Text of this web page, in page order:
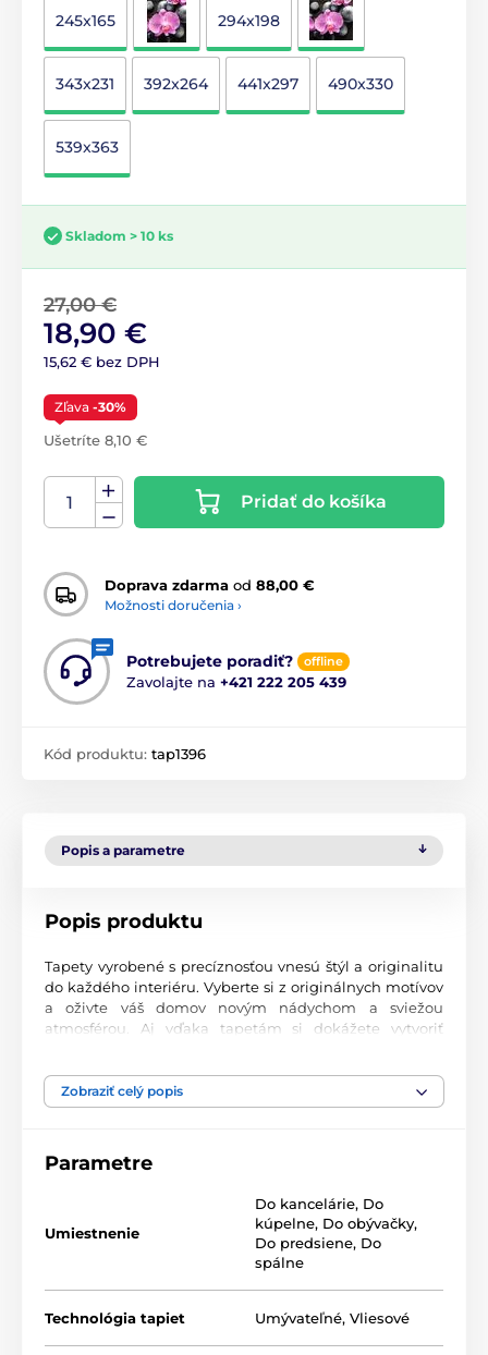
245x165 294x198
343x231 392x264 441x297 490x330
539x363
Skladom > 10 ks
27,00 €
18,90 €
15,62 € bez DPH
Zľava -30%
Ušetríte 8,10 €
Pridať do košíka
Doprava zdarma od 88,00 €
Možnosti doručenia ›
Potrebujete poradiť? offline
Zavolajte na +421 222 205 439
Kód produktu: tap1396
Popis a parametre
Popis produktu
Tapety vyrobené s precíznosťou vnesú štýl a originalitu
do každého interiéru. Vyberte si z originálnych motívov
a oživte váš domov novým nádychom a sviežou
atmosférou. Aj vďaka tapetám si dokážete vytvoriť
Najvyššia kvalita tlače
miestnosti. Tlačia sa na kvalitný vlies s jemným
technológii sa vyznačujú výbornou odolnosťou a
farebnou stálosťou.
výška)
Zobraziť celý popis
Parametre
Umiestnenie
Do kancelárie, Do
kúpelne, Do obývačky,
Do predsiene, Do
spálne
Technológia tapiet Umývateľné, Vliesové